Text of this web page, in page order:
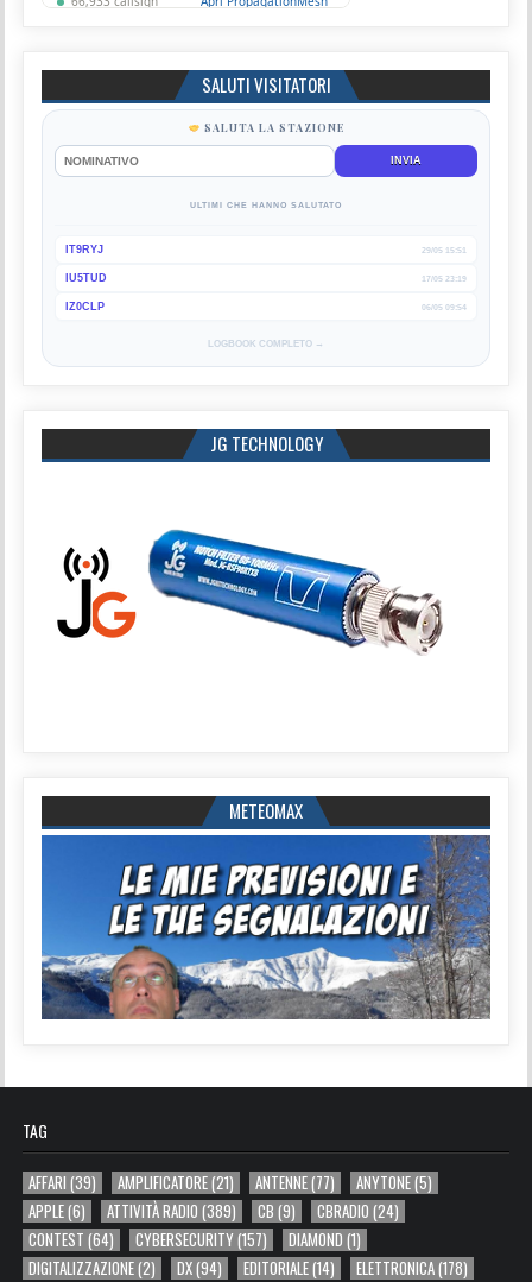
SALUTI VISITATORI
SALUTA LA STAZIONE
INVIA
ULTIMI CHE HANNO SALUTATO
IT9RYJ 29/05 15:51
IU5TUD 17/05 23:19
IZ0CLP 06/05 09:54
LOGBOOK COMPLETO →
JG TECHNOLOGY
METEOMAX
TAG
AFFARI (39) AMPLIFICATORE(21) ANTENNE(77) ANYTONE(5)
APPLE(6) ATTIVITÀ RADIO (389) CB (9) CBRADIO (24)
CONTEST (64) CYBERSECURITY(157) DIAMOND (1)
DIGITALIZZAZIONE(2) DX(94) EDITORIALE(14) ELETTRONICA(178)